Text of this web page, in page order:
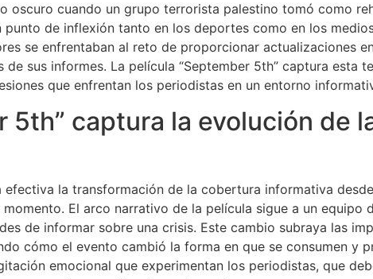
oscuro cuando un grupo terrorista palestino tomó como
de inflexión tanto en los deportes como en los
se enfrentaban al reto de proporcionar actualizaciones
sus informes. La película “September 5th” captura esta
que enfrentan los periodistas en un entorno
5th” captura la evolución de
efectiva la transformación de la cobertura informativa
El arco narrativo de la película sigue a un equipo
de informar sobre una crisis. Este cambio subraya las
cómo el evento cambió la forma en que se consumen y
emocional que experimentan los periodistas, que